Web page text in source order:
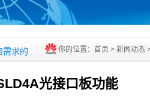
户提供质量有保证的传输设备,本公
你的位置： 首页 > 新闻动态
光接口板功能